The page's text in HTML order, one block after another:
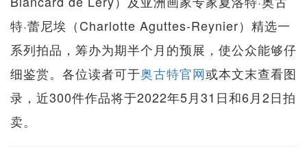
特·蕾尼埃（Charlotte Aguttes-Reynier）精选一
系列拍品，筹办为期半个月的预展，使公众能够仔
细鉴赏。各位读者可于奥古特官网或本文末查看图
录，近300件作品将于2022年5月31日和6月2日拍
卖。